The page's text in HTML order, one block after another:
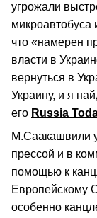
угрожали
что «намерен
власти в
вернуться в
Украину, и я
его Russia
М.Саакашвили
прессой и в
помощью к
Европейскому
особенно